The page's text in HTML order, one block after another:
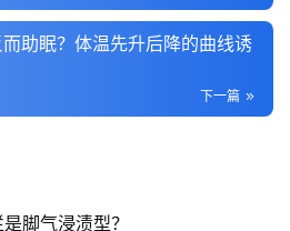
助眠？体温先升后降的曲线诱
下一篇
脚气浸渍型？